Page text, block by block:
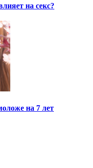
на секс?
на 7 лет